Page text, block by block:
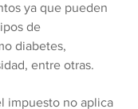
ya que pueden
de
diabetes,
entre otras.
impuesto no aplica